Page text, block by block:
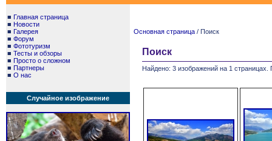
■ Главная страница
■ Новости
■ Галерея
■ Форум
■ Фототуризм
■ Тесты и обзоры
■ Просто о сложном
■ Партнеры
■ О нас
Случайное изображение
Основная страница / Поиск
Поиск
Найдено: 3 изображений на 1 страницах.